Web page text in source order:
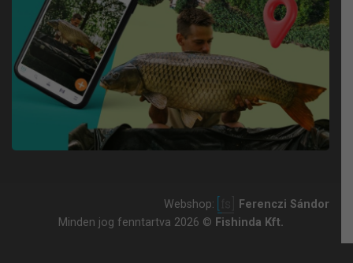
Webshop:
Ferenczi Sándor
Minden jog fenntartva 2026 © Fishinda Kft.